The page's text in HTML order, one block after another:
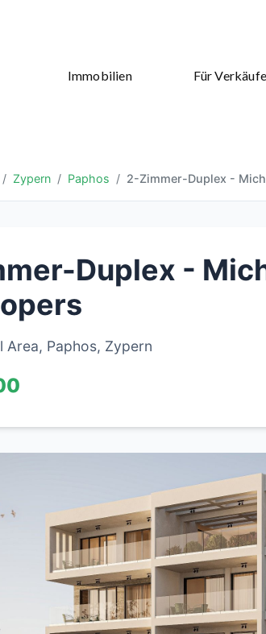
Immobilien Für
Zypern Paphos 2-Zimmer-Duplex -
Duplex -
Area, Paphos, Zypern